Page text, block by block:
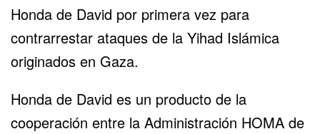
Honda de David por primera vez para
contrarrestar ataques de la Yihad Islámica
originados en Gaza.
Honda de David es un producto de la
cooperación entre la Administración HOMA de